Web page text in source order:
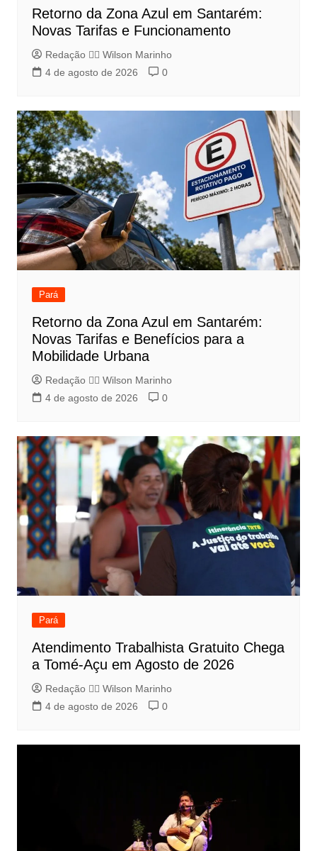
Retorno da Zona Azul em Santarém:
Novas Tarifas e Funcionamento
Redação 👨‍⚖️​ Wilson Marinho
4 de agosto de 2026
0
Pará
Retorno da Zona Azul em Santarém:
Novas Tarifas e Benefícios para a
Mobilidade Urbana
Redação 👨‍⚖️​ Wilson Marinho
4 de agosto de 2026
0
Pará
Atendimento Trabalhista Gratuito Chega
a Tomé-Açu em Agosto de 2026
Redação 👨‍⚖️​ Wilson Marinho
4 de agosto de 2026
0